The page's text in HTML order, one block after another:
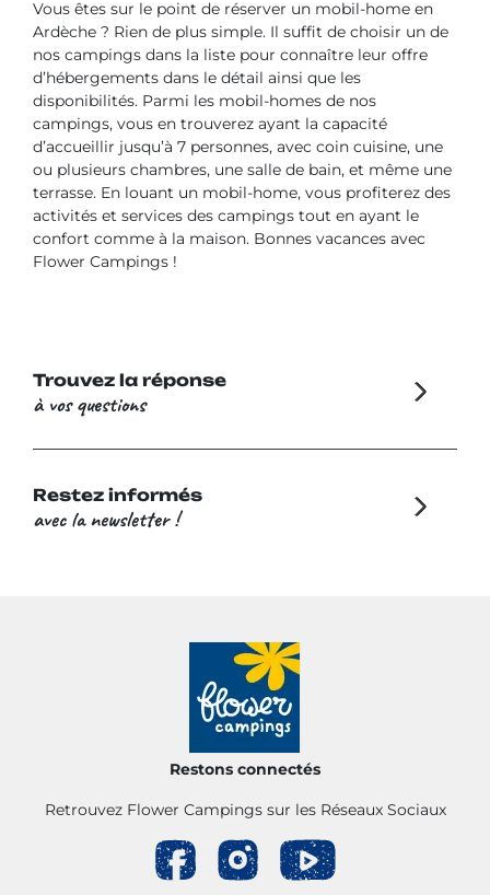
Vous êtes sur le point de réserver un mobil-home en
Ardèche ? Rien de plus simple. Il suffit de choisir un de
nos campings dans la liste pour connaître leur offre
d’hébergements dans le détail ainsi que les
disponibilités. Parmi les mobil-homes de nos
campings, vous en trouverez ayant la capacité
d’accueillir jusqu’à 7 personnes, avec coin cuisine, une
ou plusieurs chambres, une salle de bain, et même une
terrasse. En louant un mobil-home, vous profiterez des
activités et services des campings tout en ayant le
confort comme à la maison. Bonnes vacances avec
Flower Campings !
Trouvez la réponse
à vos questions
Restez informés
avec la newsletter !
Restons connectés
Retrouvez Flower Campings sur les Réseaux Sociaux